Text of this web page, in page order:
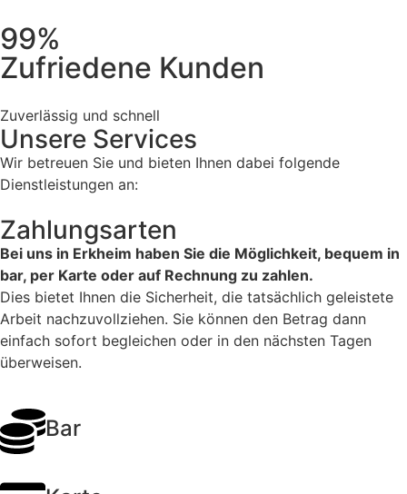
99%
Zufriedene Kunden
Zuverlässig und schnell
Unsere Services
Wir betreuen Sie und bieten Ihnen dabei folgende
Dienstleistungen an:
Zahlungsarten
Bei uns in Erkheim haben Sie die Möglichkeit, bequem in
bar, per Karte oder auf Rechnung zu zahlen.
Dies bietet Ihnen die Sicherheit, die tatsächlich geleistete
Arbeit nachzuvollziehen. Sie können den Betrag dann
einfach sofort begleichen oder in den nächsten Tagen
überweisen.
Bar